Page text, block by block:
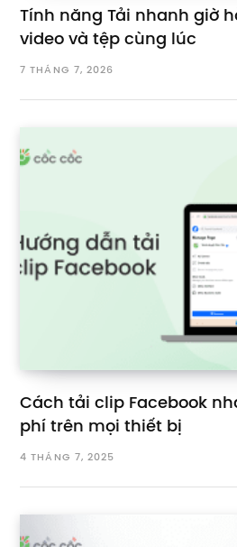
Tính năng Tải nhanh giờ
video và tệp cùng lúc
7 THÁNG 7, 2026
Cách tải clip Facebook
phí trên mọi thiết bị
4 THÁNG 7, 2025